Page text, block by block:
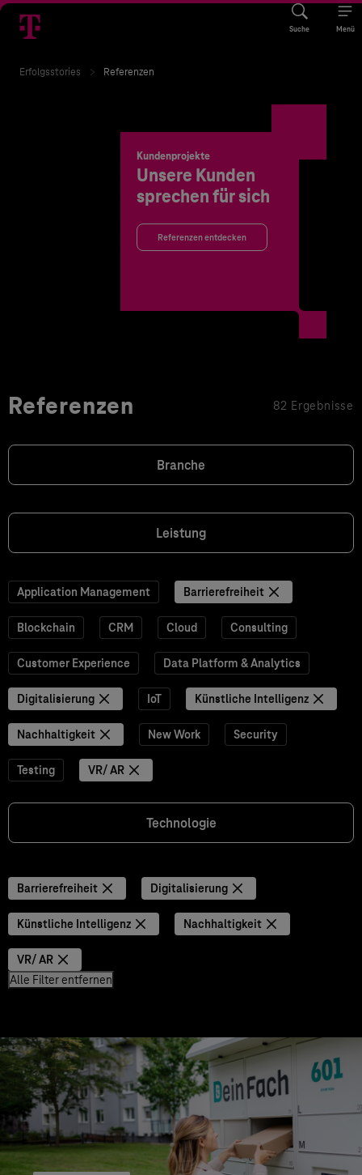
Suche Menü
Erfolgsstories Referenzen
Kundenprojekte
Unsere Kunden
sprechen für sich
Referenzen entdecken
Referenzen 82 Ergebnisse
Branche
Leistung
Application Management Barrierefreiheit
Blockchain CRM Cloud Consulting
Customer Experience Data Platform & Analytics
Digitalisierung IoT Künstliche Intelligenz
Nachhaltigkeit New Work Security
Testing VR/ AR
Technologie
Barrierefreiheit Digitalisierung
Künstliche Intelligenz Nachhaltigkeit
VR/ AR
Alle Filter entfernen